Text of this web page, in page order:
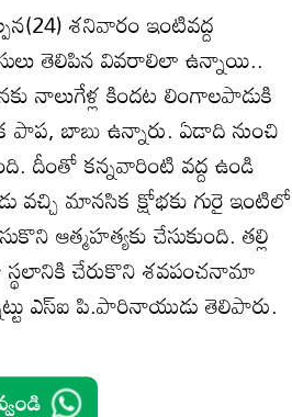
శనివారం ఇంటివద్ద
తెలిపిన వివరాలిలా ఉన్నాయి..
నాలుగేళ్ల కిందట లింగాలపాడుకి
పాప, బాబు ఉన్నారు. ఏడాది నుంచి
దీంతో కన్నవారింటి వద్ద ఉండి
వచ్చి మానసిక క్షోభకు గురై ఇంటిలో
ఆత్మహత్యకు చేసుకుంది. తల్లి
స్థలానికి చేరుకొని శవపంచనామా
ఎస్‌ఐ పి.పారినాయుడు తెలిపారు.